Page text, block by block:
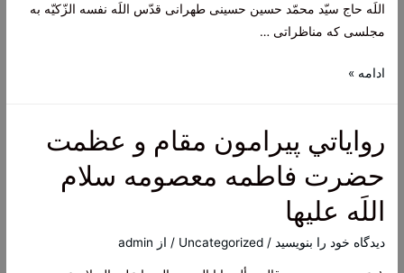
اللَه حاج سیّد محمّد حسین حسینی طهرانی قدّس اللَه نفسه الزّکیّه به
مجلسی که مناظراتی …
نگاهی
حیات
برکت
علیه
ادامه »
رواياتي پيرامون مقام و عظمت
حضرت فاطمه معصومه سلام
اللَه عليها
دیدگاه‌ خود را بنویسید /
Uncategorized / از admin